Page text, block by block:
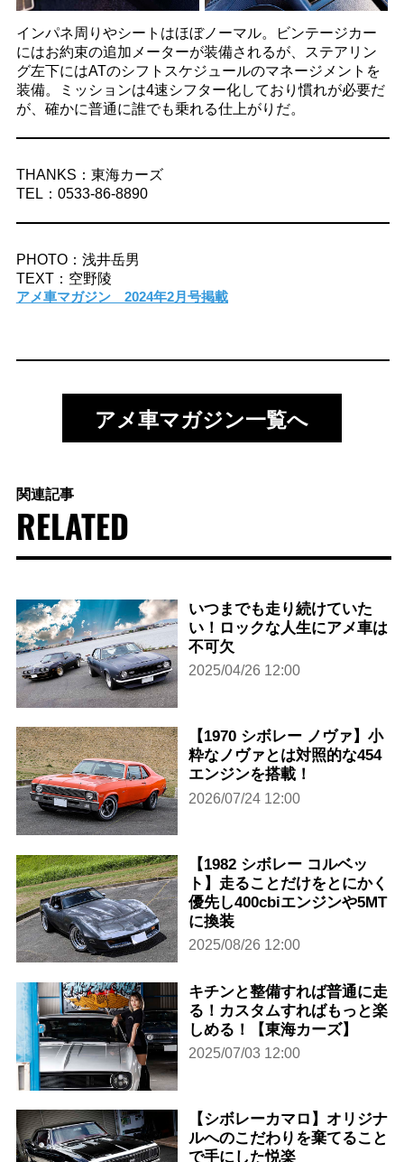
インパネ周りやシートはほぼノーマル。ビンテージカー
にはお約束の追加メーターが装備されるが、ステアリン
グ左下にはATのシフトスケジュールのマネージメントを
装備。ミッションは4速シフター化しており慣れが必要だ
が、確かに普通に誰でも乗れる仕上がりだ。
THANKS：東海カーズ
TEL：0533-86-8890
PHOTO：浅井岳男
TEXT：空野陵
アメ車マガジン 2024年2月号掲載
アメ車マガジン一覧へ
関連記事
RELATED
いつまでも走り続けていた
い！ロックな人生にアメ車は
不可欠
2025/04/26 12:00
【1970 シボレー ノヴァ】小
粋なノヴァとは対照的な454
エンジンを搭載！
2026/07/24 12:00
【1982 シボレー コルベッ
ト】走ることだけをとにかく
優先し400cbiエンジンや5MT
に換装
2025/08/26 12:00
キチンと整備すれば普通に走
る！カスタムすればもっと楽
しめる！【東海カーズ】
2025/07/03 12:00
【シボレーカマロ】オリジナ
ルへのこだわりを棄てること
で手にした悦楽